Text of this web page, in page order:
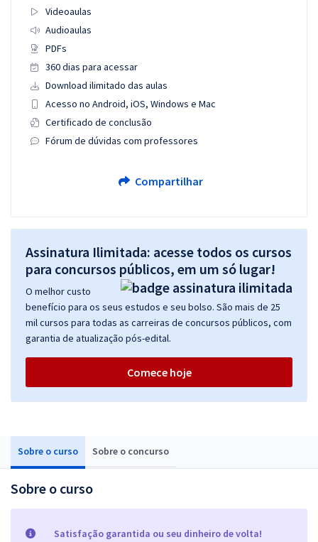
Sobre o curso Sobre o concurso
Sobre o curso
Satisfação garantida ou seu dinheiro de volta!
Videoaulas
Audioaulas
PDFs
360 dias para acessar
Download ilimitado das aulas
Acesso no Android, iOS, Windows e Mac
Certificado de conclusão
Fórum de dúvidas com professores
Compartilhar
Assinatura Ilimitada: acesse todos os cursos
para concursos públicos, em um só lugar!
O melhor custo
benefício para os seus estudos e seu bolso. São mais de 25
mil cursos para todas as carreiras de concursos públicos, com
garantia de atualização pós-edital.
Comece hoje